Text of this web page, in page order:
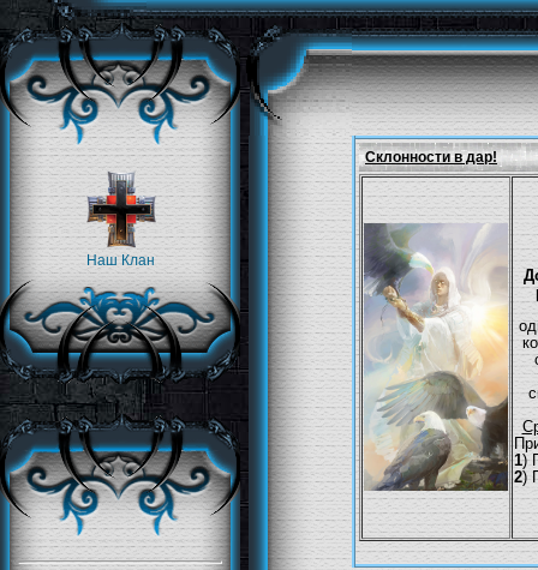
Наш Клан
Склонности в дар!
1)
2)